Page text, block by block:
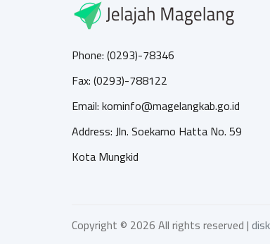
Phone: (0293)-78346
Fax: (0293)-788122
Email: kominfo@magelangkab.go.id
Address: Jln. Soekarno Hatta No. 59
Kota Mungkid
Copyright © 2026 All rights reserved |